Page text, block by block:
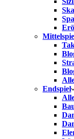
Endspiel